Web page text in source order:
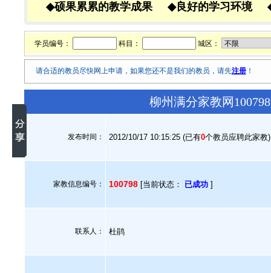
◆硕果累累的教学成果 ◆良好的学习环境
学员编号： 科目： 城区：
请合适的教员尽快网上申请，如果您还不是我们的教员，请先注册 ！
柳州满分家教网
发布时间： 2012/10/17 10:15:25 (已有0个教员应聘此家教)
家教信息编号： 100798 [当前状态： 已成功 ]
联系人： 杜鹃